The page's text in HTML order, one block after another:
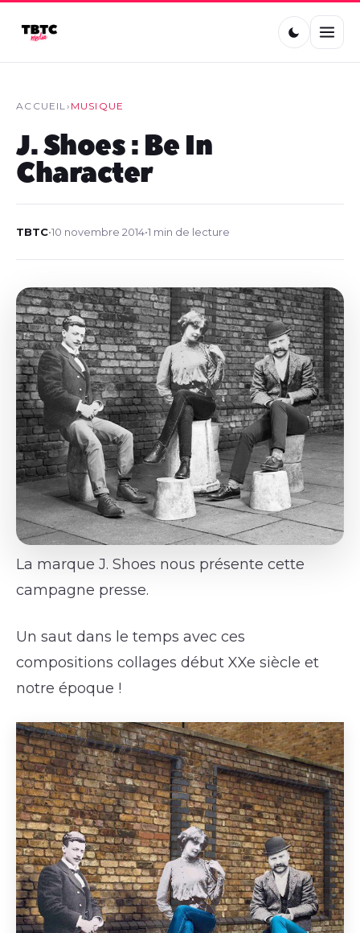
ACCUEIL› MUSIQUE
J. Shoes : Be In
Character
TBTC•10 novembre 2014•1 min de lecture
La marque J. Shoes nous présente cette
campagne presse.
Un saut dans le temps avec ces
compositions collages début XXe siècle et
notre époque !